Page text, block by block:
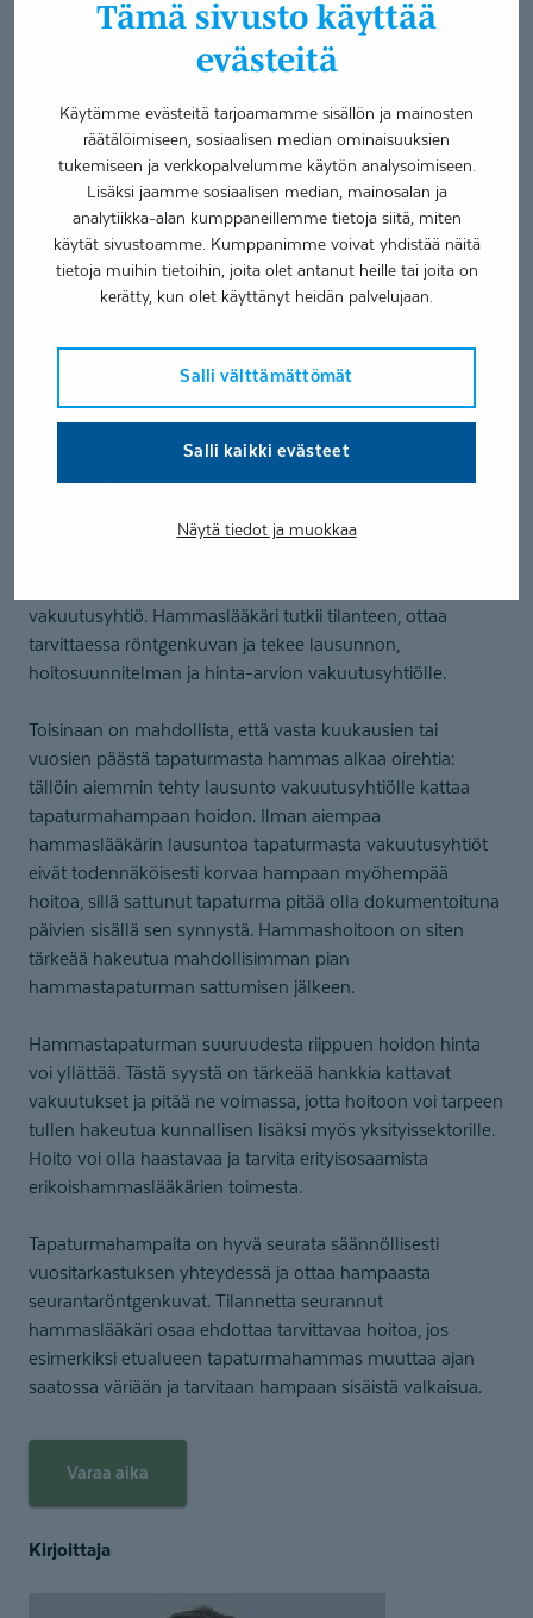
Tämä sivusto käyttää
evästeitä
Käytämme evästeitä tarjoamamme sisällön ja mainosten
räätälöimiseen, sosiaalisen median ominaisuuksien
tukemiseen ja verkkopalvelumme käytön analysoimiseen.
Lisäksi jaamme sosiaalisen median, mainosalan ja
analytiikka-alan kumppaneillemme tietoja siitä, miten
käytät sivustoamme. Kumppanimme voivat yhdistää näitä
tietoja muihin tietoihin, joita olet antanut heille tai joita on
kerätty, kun olet käyttänyt heidän palvelujaan.
Salli välttämättömät
Salli kaikki evästeet
Näytä tiedot ja muokkaa
Ulkonevat etuhampaat altistavat hammastapaturmien
synnyille, ja nämä pyritään hoitamaan jo
oikomishoidonavulla. Useat
Erityisesti kontaktilajeissa kuten jääkiekossa, salibandyssä
ja painissa hammastapaturmat ovat yleisiä.
Hammassuojia saa urheiluvälinekaupoista, mutta ne
voidaan valmistaa yksilöllisesti myös hammasteknikon
avulla, jolloin niiden istuvuus on huomattavasti parempi.
Tapaturmassa vaurioituneiden hampaiden hoito voi vaatia
myös uusimaan, jos esimerkiksi etuhampaiden
kruunutukset lohkeavat uudestaan.
Hammastapaturmia varten on hyvä olla hammashoidon
vakuutusyhtiö. Hammaslääkäri tutkii tilanteen, ottaa
tarvittaessa röntgenkuvan ja tekee lausunnon,
hoitosuunnitelman ja hinta-arvion vakuutusyhtiölle.
Toisinaan on mahdollista, että vasta kuukausien tai
vuosien päästä tapaturmasta hammas alkaa oirehtia:
tällöin aiemmin tehty lausunto vakuutusyhtiölle kattaa
tapaturmahampaan hoidon. Ilman aiempaa
hammaslääkärin lausuntoa tapaturmasta vakuutusyhtiöt
eivät todennäköisesti korvaa hampaan myöhempää
hoitoa, sillä sattunut tapaturma pitää olla dokumentoituna
päivien sisällä sen synnystä. Hammashoitoon on siten
tärkeää hakeutua mahdollisimman pian
hammastapaturman sattumisen jälkeen.
Hammastapaturman suuruudesta riippuen hoidon hinta
voi yllättää. Tästä syystä on tärkeää hankkia kattavat
vakuutukset ja pitää ne voimassa, jotta hoitoon voi tarpeen
tullen hakeutua kunnallisen lisäksi myös yksityissektorille.
Hoito voi olla haastavaa ja tarvita erityisosaamista
erikoishammaslääkärien toimesta.
Tapaturmahampaita on hyvä seurata säännöllisesti
vuositarkastuksen yhteydessä ja ottaa hampaasta
seurantaröntgenkuvat. Tilannetta seurannut
hammaslääkäri osaa ehdottaa tarvittavaa hoitoa, jos
esimerkiksi etualueen tapaturmahammas muuttaa ajan
saatossa väriään ja tarvitaan hampaan sisäistä valkaisua.
Varaa aika
Kirjoittaja